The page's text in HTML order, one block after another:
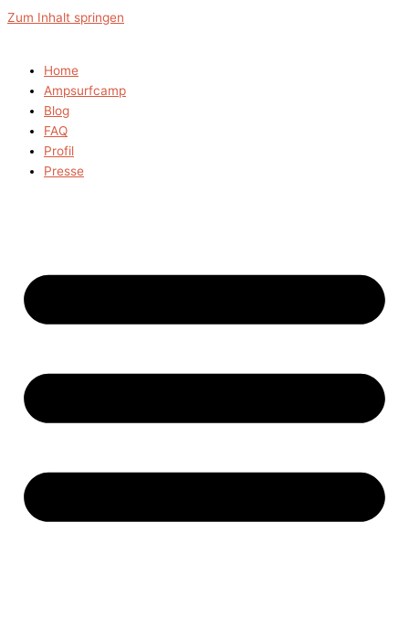
Zum Inhalt springen
Home
Ampsurfcamp
Blog
FAQ
Profil
Presse